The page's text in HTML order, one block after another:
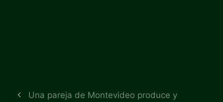
Una pareja de Montevideo produce y